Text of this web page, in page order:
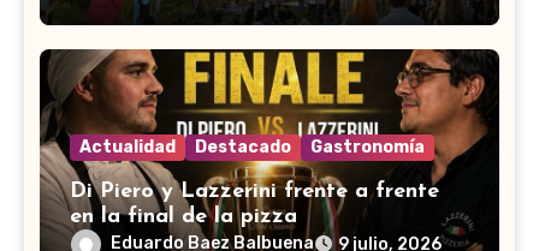
Actualidad Destacado Gastronomía
Di Piero y Lazzerini frente a frente
en la final de la pizza
Eduardo Baez Balbuena 9 julio, 2026